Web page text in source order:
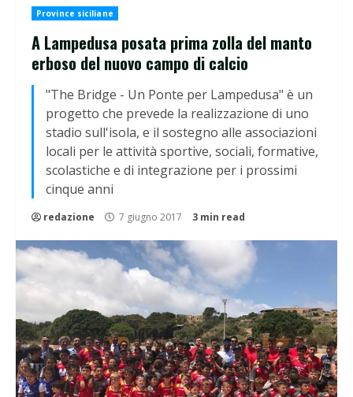
Province siciliane
A Lampedusa posata prima zolla del manto
erboso del nuovo campo di calcio
"The Bridge - Un Ponte per Lampedusa" è un
progetto che prevede la realizzazione di uno
stadio sull'isola, e il sostegno alle associazioni
locali per le attività sportive, sociali, formative,
scolastiche e di integrazione per i prossimi
cinque anni
redazione 7 giugno 2017 3 min read